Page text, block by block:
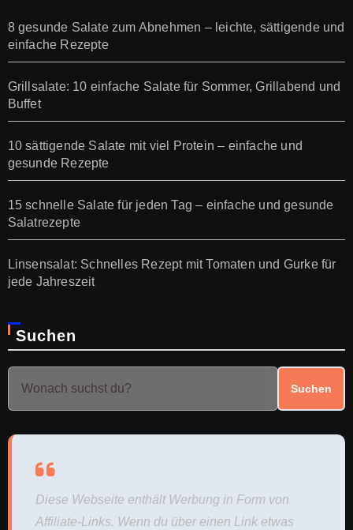
8 gesunde Salate zum Abnehmen – leichte, sättigende und
einfache Rezepte
Grillsalate: 10 einfache Salate für Sommer, Grillabend und
Buffet
10 sättigende Salate mit viel Protein – einfache und
gesunde Rezepte
15 schnelle Salate für jeden Tag – einfache und gesunde
Salatrezepte
Linsensalat: Schnelles Rezept mit Tomaten und Gurke für
jede Jahreszeit
Suchen
Suchen
Diese Webseite enthält Werbung in Form von
Affiliate-Links. Wenn du über einen Link etwas